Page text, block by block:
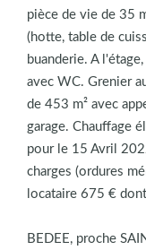
pièce de vie de 35
(hotte, table de
buanderie. A
avec WC. Grenier
de 453 m² avec
garage. Chauffage
pour le 15 Avril
charges (ordures
locataire 675 €
BEDEE, proche